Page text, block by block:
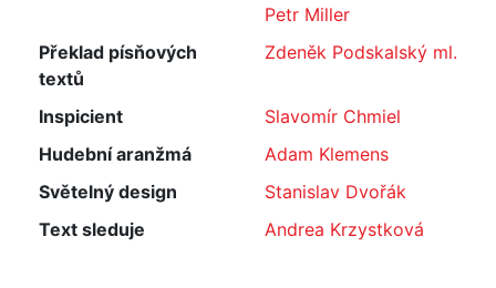
Petr Miller
Překlad písňových
textů
Zdeněk Podskalský ml.
Inspicient
Slavomír Chmiel
Hudební aranžmá
Adam Klemens
Světelný design
Stanislav Dvořák
Text sleduje
Andrea Krzystková